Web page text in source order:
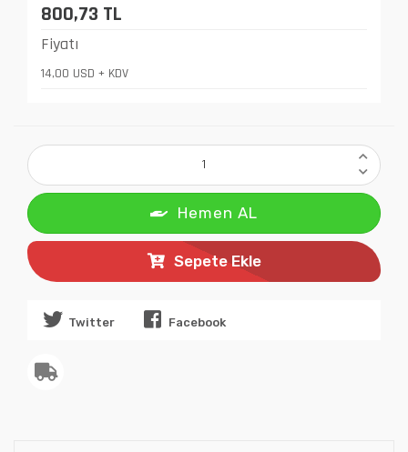
800,73 TL
Fiyatı
14,00 USD + KDV
Hemen AL
Sepete Ekle
Twitter Facebook